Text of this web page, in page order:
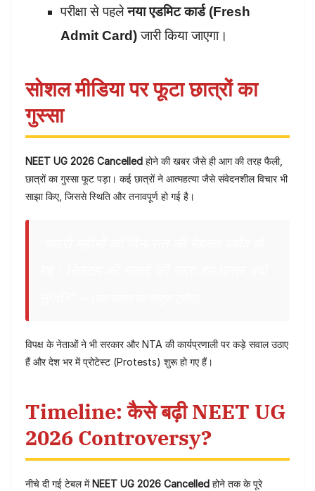
परीक्षा से पहलेनया एडमिट कार्ड (Fresh
Admit Card)जारी किया जाएगा।
सोशल मीडिया पर फूटा छात्रों का
गुस्सा
NEET UG 2026 Cancelled होने की खबर जैसे ही आग की तरह फैली,
छात्रों का गुस्सा फूट पड़ा। कई छात्रों ने आत्महत्या जैसे संवेदनशील विचार भी
साझा किए, जिससे स्थिति और तनावपूर्ण हो गई है।
विपक्ष के नेताओं ने भी सरकार और NTA की कार्यप्रणाली पर कड़े सवाल उठाए
हैं और देश भर में प्रोटेस्ट (Protests) शुरू हो गए हैं।
Timeline: कैसे बढ़ी NEET UG
2026 Controversy?
नीचे दी गई टेबल में NEET UG 2026 Cancelled होने तक के पूरे